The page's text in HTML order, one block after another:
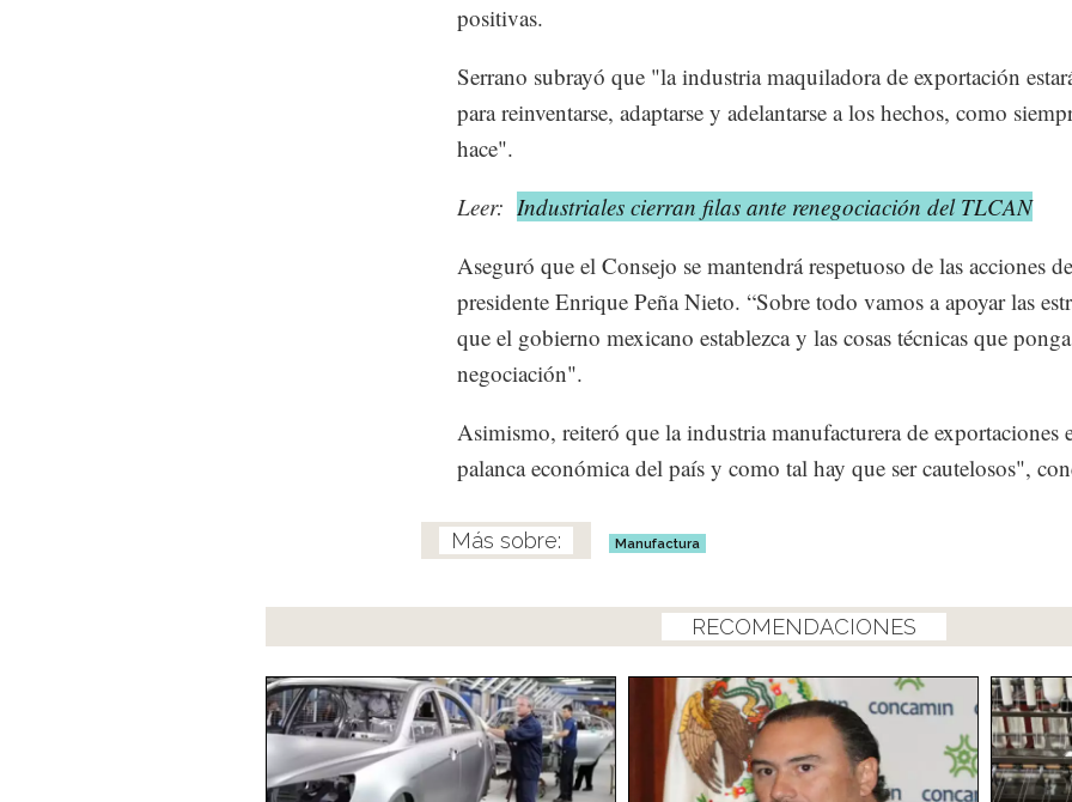
positivas.
Serrano subrayó que "la industria maquiladora de exportación
para reinventarse, adaptarse y adelantarse a los hechos, como
hace".
Leer: Industriales cierran filas ante renegociación del TLCAN
Aseguró que el Consejo se mantendrá respetuoso de las acciones
presidente Enrique Peña Nieto. “Sobre todo vamos a apoyar las
que el gobierno mexicano establezca y las cosas técnicas que
negociación".
Asimismo, reiteró que la industria manufacturera de exportaciones
palanca económica del país y como tal hay que ser cautelosos",
Manufactura
RECOMENDACIONES